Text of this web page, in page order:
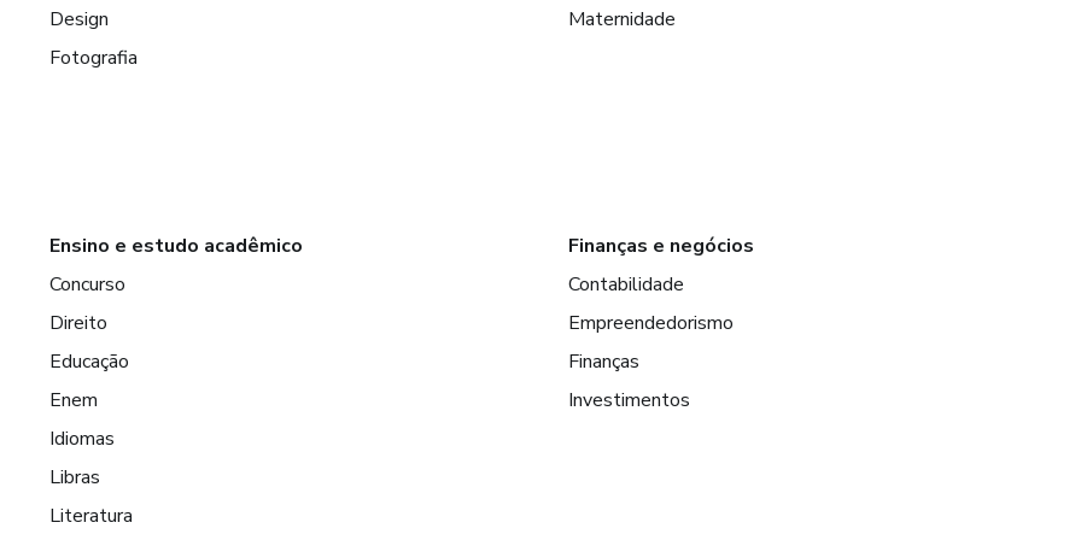
Design
Fotografia
Maternidade
Ensino e estudo acadêmico
Concurso
Direito
Educação
Enem
Idiomas
Libras
Literatura
Finanças e negócios
Contabilidade
Empreendedorismo
Finanças
Investimentos